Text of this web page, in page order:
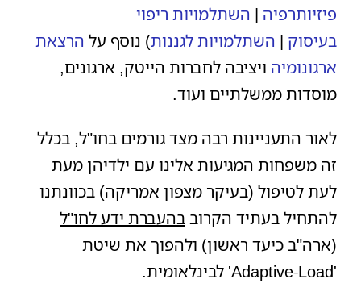
פיזיותרפיה | השתלמויות ריפוי
בעיסוק | השתלמויות לגננות) נוסף על הרצאת
ארגונומיה ויציבה לחברות הייטק, ארגונים,
מוסדות ממשלתיים ועוד.
לאור התעניינות רבה מצד גורמים בחו"ל, בכלל
זה משפחות המגיעות אלינו עם ילדיהן מעת
לעת לטיפול (בעיקר מצפון אמריקה) בכוונתנו
להתחיל בעתיד הקרובבהעברת ידע לחו"ל
(ארה"ב כיעד ראשון) ולהפוך את שיטת
'Adaptive-Load' לבינלאומית.